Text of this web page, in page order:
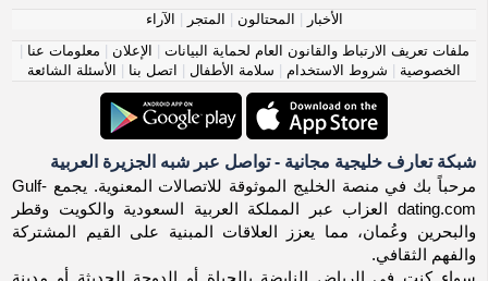
الأخبار المحتالون المتجر
الآراء
ملفات تعريف الارتباط والقانون العام لحماية البيانات
الإعلان معلومات عنا
الخصوصية
شروط الاستخدام سلامة الأطفال اتصل بنا الأسئلة الشائعة
شبكة تعارف خليجية مجانية - تواصل عبر شبه الجزيرة العربية
مرحباً بك في منصة الخليج الموثوقة للاتصالات المعنوية. يجمع Gulf-
dating.com العزاب عبر المملكة العربية السعودية والكويت وقطر
والبحرين وعُمان، مما يعزز العلاقات المبنية على القيم المشتركة
والفهم الثقافي.
سواء كنت في الرياض النابضة بالحياة أو الدوحة الحديثة أو مدينة